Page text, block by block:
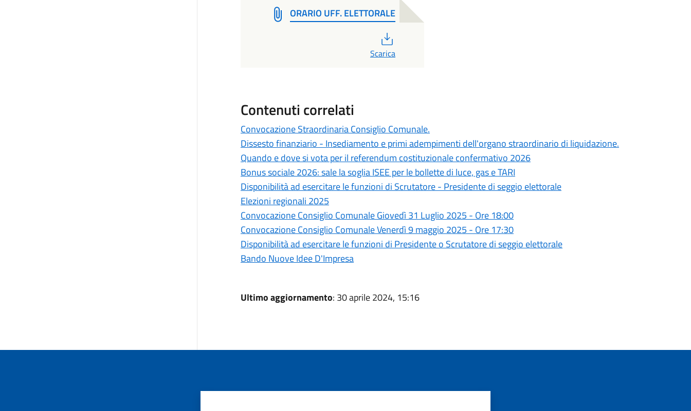
ORARIO UFF. ELETTORALE
Scarica
Contenuti correlati
Convocazione Straordinaria Consiglio Comunale.
Dissesto finanziario - Insediamento e primi adempimenti dell'organo straordinario di liquidazione.
Quando e dove si vota per il referendum costituzionale confermativo 2026
Bonus sociale 2026: sale la soglia ISEE per le bollette di luce, gas e TARI
Disponibilità ad esercitare le funzioni di Scrutatore - Presidente di seggio elettorale
Elezioni regionali 2025
Convocazione Consiglio Comunale Giovedì 31 Luglio 2025 - Ore 18:00
Convocazione Consiglio Comunale Venerdì 9 maggio 2025 - Ore 17:30
Disponibilità ad esercitare le funzioni di Presidente o Scrutatore di seggio elettorale
Bando Nuove Idee D'Impresa
Ultimo aggiornamento: 30 aprile 2024, 15:16